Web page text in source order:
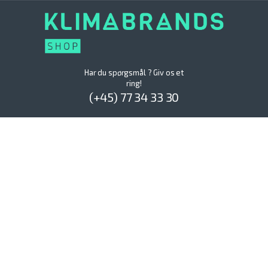
Har du spørgsmål ? Giv os et
ring!
(+45) 77 34 33 30